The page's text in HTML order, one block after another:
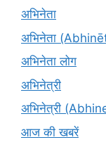
अभिनेता
अभिनेता
अभिनेता लोग
अभिनेत्री
अभिनेत्री
आज की खबरें